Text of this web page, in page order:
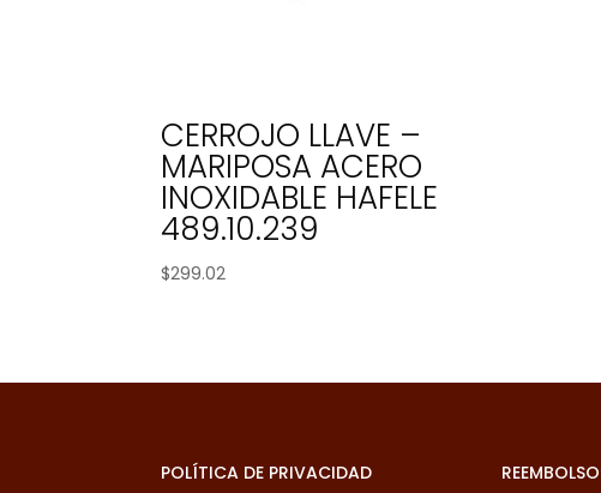
CERROJO LLAVE –
MARIPOSA ACERO
INOXIDABLE HAFELE
489.10.239
$299.02
POLÍTICA DE PRIVACIDAD